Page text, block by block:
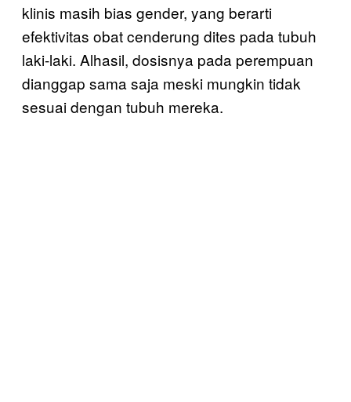
klinis masih bias gender, yang berarti
efektivitas obat cenderung dites pada tubuh
laki-laki. Alhasil, dosisnya pada perempuan
dianggap sama saja meski mungkin tidak
sesuai dengan tubuh mereka.